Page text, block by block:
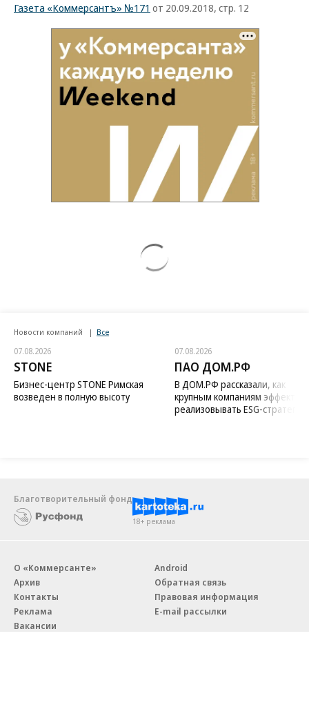
Газета «Коммерсантъ» №171 от 20.09.2018, стр. 12
Новости компаний Все
07.08.2026
STONE
Бизнес-центр STONE Римская
возведен в полную высоту
07.08.2026
ПАО ДОМ.РФ
В ДОМ.РФ рассказали, как
крупным компаниям
реализовывать ESG-стратегию
Благотворительный фонд
18+ реклама
О «Коммерсанте»
Архив
Контакты
Реклама
Вакансии
Android
Обратная связь
Правовая информация
E-mail рассылки